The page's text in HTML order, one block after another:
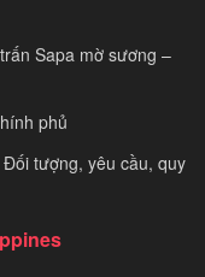
Sapa mờ sương –
phủ
tượng, yêu cầu, quy